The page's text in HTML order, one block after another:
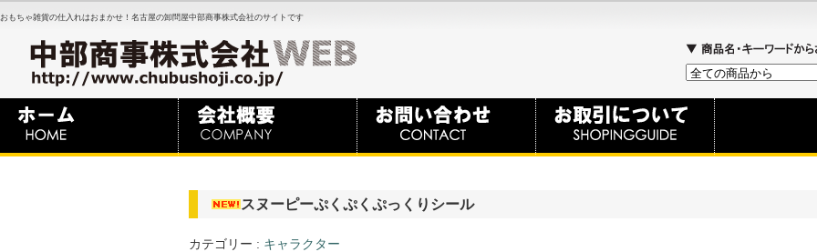
おもちゃ雑貨の仕入れはおまかせ！名古屋の卸問屋中部商事株式会社のサイトです
スヌーピーぷくぷくぷっくりシール
カテゴリー : キャラクター